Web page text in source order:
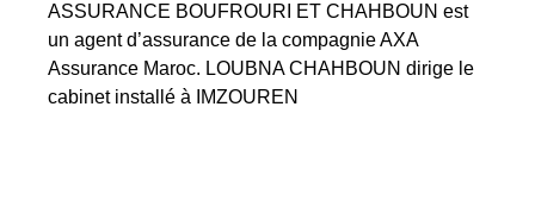
ASSURANCE BOUFROURI ET CHAHBOUN est
un agent d’assurance de la compagnie AXA
Assurance Maroc. LOUBNA CHAHBOUN dirige le
cabinet installé à IMZOUREN